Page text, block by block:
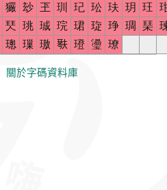
玁 玅 玊 玔 玘 玜 玞 玥 玨
珡 珧 珹 琓 珺 琁 琤 琱 琹
璁 璅 璈 𤩍 璒 璗 璙
關於字碼資料庫